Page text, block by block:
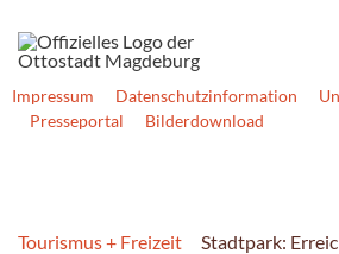
Impressum Datenschutzinformation
Presseportal
Bilderdownload
Tourismus + Freizeit Stadtpark: